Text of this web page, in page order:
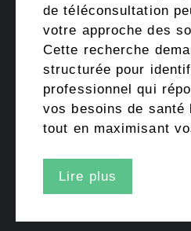
de téléconsultation
votre approche des
Cette recherche
structurée pour
professionnel qui
vos besoins de santé
tout en maximisant
Lire plus